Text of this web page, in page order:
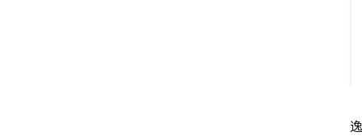
逸